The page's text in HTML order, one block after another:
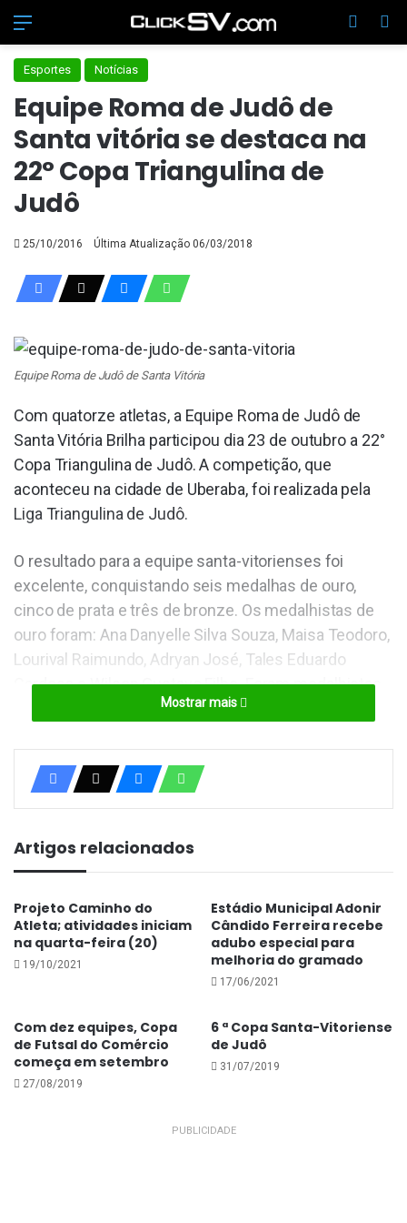
Esportes Notícias
Equipe Roma de Judô de
Santa vitória se destaca na
22° Copa Triangulina de
Judô
25/10/2016 Última Atualização 06/03/2018
Equipe Roma de Judô de Santa Vitória
Com quatorze atletas, a Equipe Roma de Judô de
Santa Vitória Brilha participou dia 23 de outubro a 22°
Copa Triangulina de Judô. A competição, que
aconteceu na cidade de Uberaba, foi realizada pela
Liga Triangulina de Judô.
O resultado para a equipe santa-vitorienses foi
excelente, conquistando seis medalhas de ouro,
cinco de prata e três de bronze. Os medalhistas de
ouro foram: Ana Danyelle Silva Souza, Maisa Teodoro,
Lourival Raimundo, Adryan José, Tales Eduardo
Cardoso e Wilson Gustavo Filho. Foram medalhistas
de prata os judocas Laila Oliveira, Vinicius Tosta,
atletas Fábio Filho, Wility Guedes e Maxsuel Paulo
Silva.
CONTINUA DEPOIS DA PUBLICIDADE
Mostrar mais
Artigos relacionados
Projeto Caminho do
Atleta; atividades iniciam
na quarta-feira (20)
19/10/2021
Estádio Municipal Adonir
Cândido Ferreira recebe
adubo especial para
melhoria do gramado
17/06/2021
Com dez equipes, Copa
de Futsal do Comércio
começa em setembro
27/08/2019
6 ª Copa Santa-Vitoriense
de Judô
31/07/2019
PUBLICIDADE